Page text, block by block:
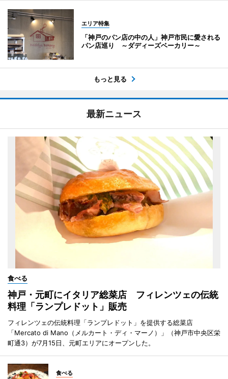
エリア特集
「神戸のパン店の中の人」神戸市民に愛される
パン店巡り ～ダディーズベーカリー～
もっと見る
最新ニュース
食べる
神戸・元町にイタリア総菜店 フィレンツェの伝統
料理「ランプレドット」販売
フィレンツェの伝統料理「ランプレドット」を提供する総菜店
「Mercato di Mano（メルカート・ディ・マーノ）」（神戸市中央区栄
町通3）が7月15日、元町エリアにオープンした。
食べる